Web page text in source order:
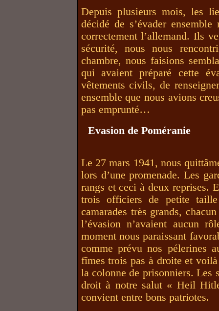
Depuis plusieurs mois, les
décidé de s’évader
correctement l’allemand. Ils
sécurité, nous nous
chambre, nous faisions
qui avaient préparé cette
vêtements civils, de
ensemble que nous avions
pas emprunté…
Evasion de Poméranie
Le 27 mars 1941, nous
lors d’une promenade. Les
rangs et ceci à deux reprises.
trois officiers de petite
camarades très grands,
l’évasion n’avaient aucun
moment nous paraissant
comme prévu nos pélerines
fîmes trois pas à droite et
la colonne de prisonniers. Les
droit à notre salut « Heil
convient entre bons patriotes.